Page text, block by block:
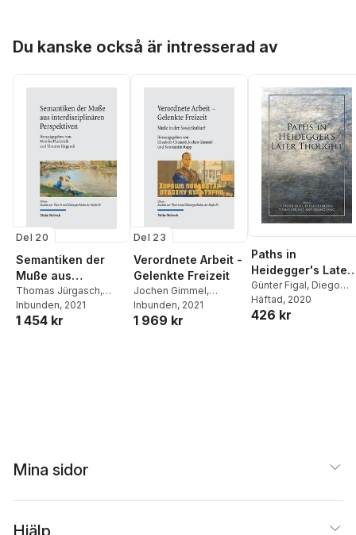
Du kanske också är intresserad av
Del 20
Semantiken der
Muße aus
interdisziplinären
Perspektiven
Thomas Jürgasch,
Monika Fludernik
Inbunden, 2021
1 454 kr
Del 23
Verordnete Arbeit -
Gelenkte Freizeit
Jochen Gimmel,
Elisabeth Cheauré
Konstantin Rapp
Inbunden, 2021
1 969 kr
Paths in
Heidegger's Later
Thought
Günter Figal, Diego
D'Angelo,Tobias
Keiling,Guang Yang
Häftad, 2020
426 kr
Mina sidor
Hjälp